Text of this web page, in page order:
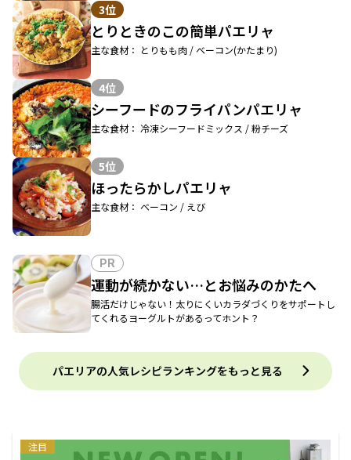
3位
とりときのこの簡単パエリャ
主な食材： とりもも肉 / ベーコン(かたまり)
4位
シーフードのフライパンパエリャ
主な食材： 冷凍シーフードミックス / 粉チーズ
5位
ほったらかしパエリャ
主な食材： ベーコン / えび
PR
運動が続かない…とお悩みのかたへ
腸活だけじゃない！太りにくいカラダづくりをサポートし
てくれるヨーグルトがあるってホント？
パエリアの人気レシピランキングをもっと見る
注目